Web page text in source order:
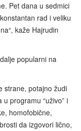
Pet dana u sedmici
rad i veliku
kaže Hajrudin
popularni na
strane, potajno žudi
programu “uživo” i
homofobične,
da izgovori lično,